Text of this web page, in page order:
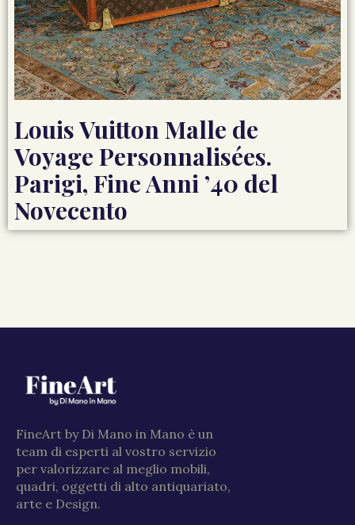
Louis Vuitton Malle de
Voyage Personnalisées.
Parigi, Fine Anni ’40 del
Novecento
FineArt by Di Mano in Mano è un
team di esperti al vostro servizio
per valorizzare al meglio mobili,
quadri, oggetti di alto antiquariato,
arte e Design.